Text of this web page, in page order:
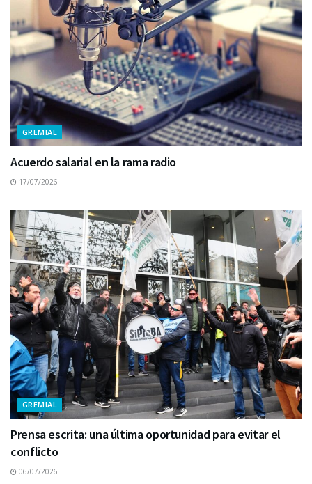
GREMIAL
Acuerdo salarial en la rama radio
17/07/2026
GREMIAL
Prensa escrita: una última oportunidad para evitar el
conflicto
06/07/2026